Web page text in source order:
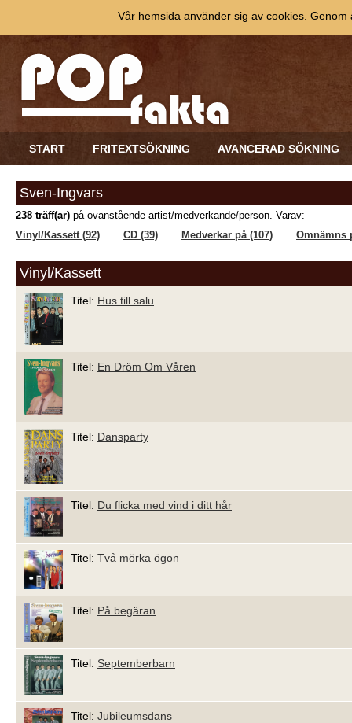
START FRITEXTSÖKNING AVANCERAD SÖKNING
Sven-Ingvars
238 träff(ar) på ovanstående artist/medverkande/person. Varav:
Vinyl/Kassett (92)
CD (39) Medverkar på (107) Omnämns
Vinyl/Kassett
Titel: Hus till salu
Titel: En Dröm Om Våren
Titel: Dansparty
Titel: Du flicka med vind i ditt hår
Titel: Två mörka ögon
Titel: På begäran
Titel: Septemberbarn
Titel: Jubileumsdans
Vår hemsida använder sig av cookies.